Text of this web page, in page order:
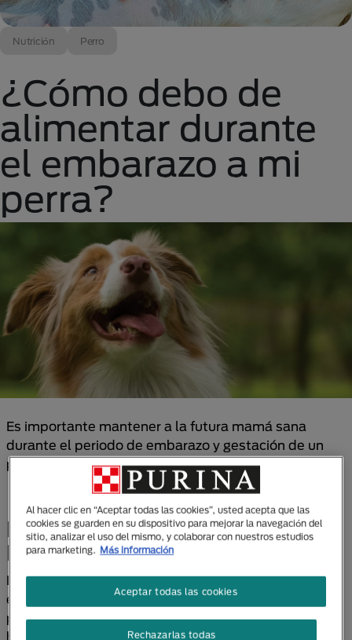
Nutrición Perro
¿Cómo debo de
alimentar durante
el embarazo a mi
perra?
Es importante mantener a la futura mamá sana
durante el periodo de embarazo y gestación de un
perro.
LA ALIMENTACIÓN EN EL
EMBARAZO DE UN PERRA
La llegada de los cachorros va a ser muy
emocionante y agotadora, tanto para tu perra como
para ti. Aunque es maravilloso dar la bienvenida a tu
hogar a unas adorables bolitas de pelo, para la
Al hacer clic en “Aceptar todas las cookies”, usted acepta que las
cookies se guarden en su dispositivo para mejorar la navegación del
sitio, analizar el uso del mismo, y colaborar con nuestros estudios
para marketing.
Más información
Rechazarlas todas
Aceptar todas las cookies